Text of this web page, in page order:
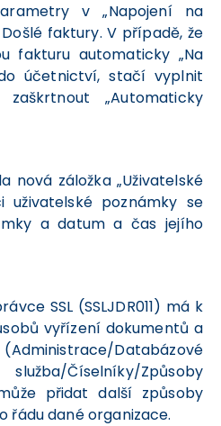
v „Napojení na
faktury. V případě, že
fakturu automaticky „Na
účetnictví, stačí vyplnit
„Automaticky
nová záložka „Uživatelské
uživatelské poznámky se
a datum a čas jejího
SSL (SSLJDR011) má k
vyřízení dokumentů a
Databázové
Číselníky/Způsoby
přidat další způsoby
řádu dané organizace.